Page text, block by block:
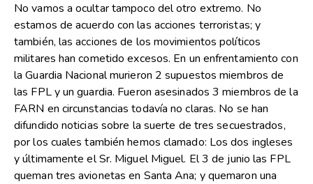
No vamos a ocultar tampoco del otro extremo. No
estamos de acuerdo con las acciones terroristas; y
también, las acciones de los movimientos políticos
militares han cometido excesos. En un enfrentamiento con
la Guardia Nacional murieron 2 supuestos miembros de
las FPL y un guardia. Fueron asesinados 3 miembros de la
FARN en circunstancias todavía no claras. No se han
difundido noticias sobre la suerte de tres secuestrados,
por los cuales también hemos clamado: Los dos ingleses
y últimamente el Sr. Miguel Miguel. El 3 de junio las FPL
queman tres avionetas en Santa Ana; y quemaron una